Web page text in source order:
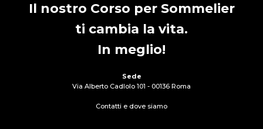
Il nostro Corso per Sommelier
ti cambia la vita.
In meglio!
Sede
Via Alberto Cadlolo 101 - 00136 Roma
Contatti e dove siamo